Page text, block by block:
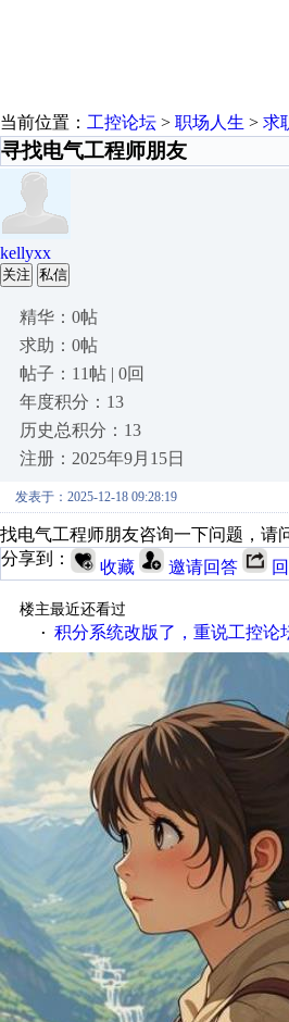
当前位置： 工控论坛 > 职场人生 > 求
寻找电气工程师朋友
kellyxx
关注 私信
精华：0帖
求助：0帖
帖子：11帖 | 0回
年度积分：13
历史总积分：13
注册：2025年9月15日
发表于：2025-12-18 09:28:19
找电气工程师朋友咨询一下问题，请
分享到：
收藏 邀请回答
楼主最近还看过
· 积分系统改版了，重说工控论坛积分那点事儿